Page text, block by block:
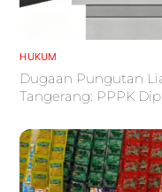
HUKUM
Dugaan Pungutan
Tangerang: PPPK